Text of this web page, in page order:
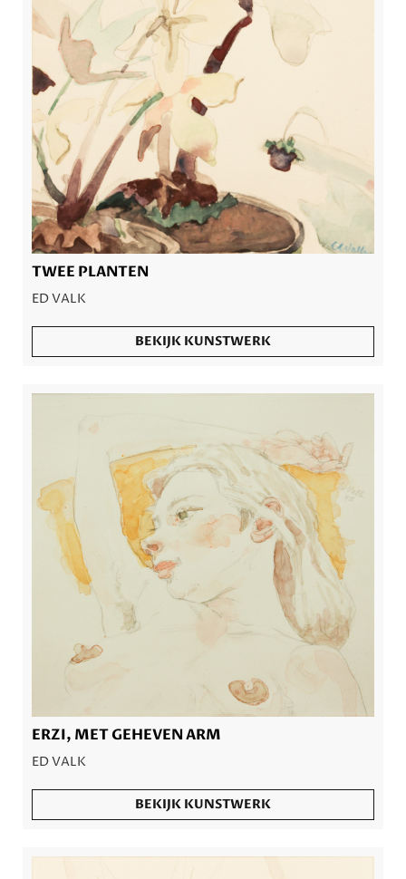
TWEE PLANTEN
ED VALK
BEKIJK KUNSTWERK
ERZI, MET GEHEVEN ARM
ED VALK
BEKIJK KUNSTWERK